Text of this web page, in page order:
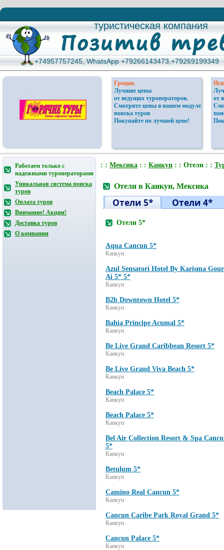
туристическая компания
туристическая компания
+74957757245, WhatsApp +79266143473,+79269199349
+74957757245, WhatsApp +79266143473,+79269199349
Греция.
Лучшие цены
от ведущих туроператоров.
Смотрите цены в нашем модуле
поиска туров
Покупайте по лучшей цене!
от
Работаем только с
надежными туроператорами
Уникальная система поиска
туров
Оплата туров
Внимание! Акции!
Доставка туров
О компании
: : Мексика : : Канкун : : Отели : :
Отели в Канкун, Мексика
Отели 5* Отели 4*
Отели 5*
Aqua Cancun 5*
Канкун
Azul Sensatori Hotel By Karisma
Ai 5* 5*
Канкун
B2b Downtown Hotel 5*
Канкун
Bahia Principe Acumal 5*
Канкун
Be Live Grand Caribbean Resort 5*
Канкун
Be Live Grand Viva Beach 5*
Канкун
Beach Palace 5*
Канкун
Beach Palace 5*
Канкун
Bel Air Collection Resort & Spa
5*
Канкун
Betulum 5*
Канкун
Camino Real Cancun 5*
Канкун
Cancun Caribe Park Royal Grand 5*
Канкун
Cancun Palace 5*
Канкун